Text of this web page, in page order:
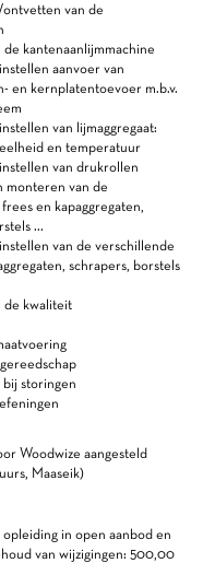
van de
kantenaanlijmmachine
aanvoer van
en kernplatentoevoer m.b.v.
van lijmaggregaat:
en temperatuur
van drukrollen
monteren van de
en kapaggregaten,
...
van de verschillende
schrapers, borstels
de kwaliteit
bij storingen
Woodwize aangesteld
Maaseik)
opleiding in open aanbod en
van wijzigingen: 500,00